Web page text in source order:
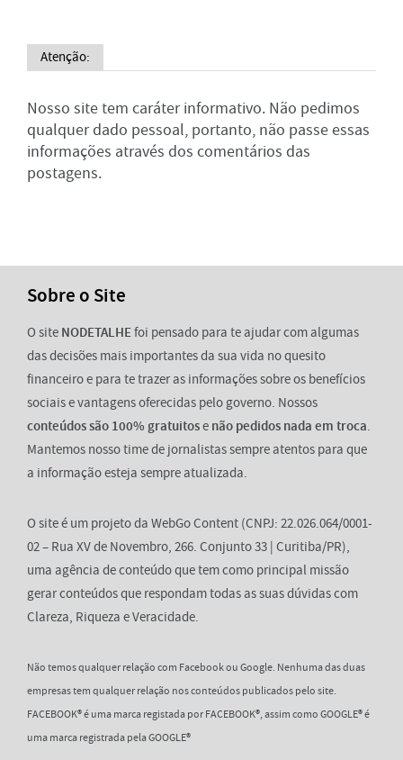
Atenção:
Nosso site tem caráter informativo. Não pedimos
qualquer dado pessoal, portanto, não passe essas
informações através dos comentários das
postagens.
Sobre o Site
O site NODETALHEfoi pensado para te ajudar com algumas
das decisões mais importantes da sua vida no quesito
financeiro e para te trazer as informações sobre os benefícios
sociais e vantagens oferecidas pelo governo. Nossos
conteúdos são 100% gratuitose não pedidos nada em troca.
Mantemos nosso time de jornalistas sempre atentos para que
a informação esteja sempre atualizada.
O site é um projeto da WebGo Content (CNPJ: 22.026.064/0001-
02 – Rua XV de Novembro, 266. Conjunto 33 | Curitiba/PR),
uma agência de conteúdo que tem como principal missão
gerar conteúdos que respondam todas as suas dúvidas com
Clareza, Riqueza e Veracidade.
Não temos qualquer relação com Facebook ou Google. Nenhuma das duas
empresas tem qualquer relação nos conteúdos publicados pelo site.
FACEBOOK® é uma marca registada por FACEBOOK®, assim como GOOGLE® é
uma marca registrada pela GOOGLE®